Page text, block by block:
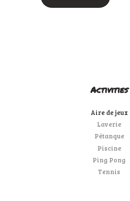
Activities
Aire de jeux
Laverie
Pétanque
Piscine
Ping Pong
Tennis